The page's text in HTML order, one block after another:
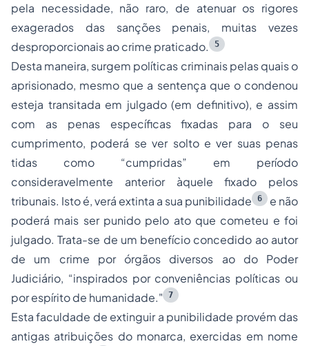
pela necessidade, não raro, de atenuar os rigores
exagerados das sanções penais, muitas vezes
desproporcionais ao crime praticado.
5
Desta maneira, surgem políticas criminais pelas quais o
aprisionado, mesmo que a sentença que o condenou
esteja transitada em julgado (em definitivo), e assim
com as penas específicas fixadas para o seu
cumprimento, poderá se ver solto e ver suas penas
tidas como “cumpridas” em período
consideravelmente anterior àquele fixado pelos
tribunais. Isto é, verá extinta a sua punibilidade
6
e não
poderá mais ser punido pelo ato que cometeu e foi
julgado. Trata-se de um benefício concedido ao autor
de um crime por órgãos diversos ao do Poder
Judiciário, “inspirados por conveniências políticas ou
por espírito de humanidade."
7
Esta faculdade de extinguir a punibilidade provém das
antigas atribuições do monarca, exercidas em nome